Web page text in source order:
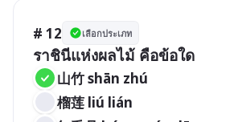
# 12 เลือกประเภท
ราชินีแห่งผลไม้ คือข้อใด
山竹 shān zhú
榴莲 liú lián